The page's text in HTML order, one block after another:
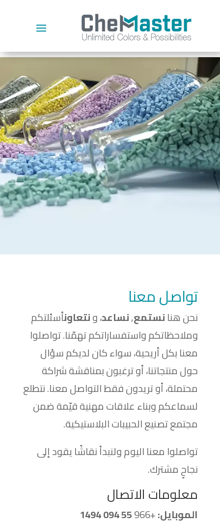
تواصل معنا
نحن هنانستمع,نساعد، ونتعاونأسئلتكم
وملاحظاتكم واستفساراتكم تهمّنا. تواصلوا
معنا بكل أريحية، سواء كان لديكم سؤال
حول منتجاتنا، أو ترغبون بمناقشة شراكة
محتملة، أو تريدون فقط التواصل معنا. نتطلع
لسماعكم وبناء علاقات مهنية قيّمة ضمن
مجتمع تصنيع الحبيبات البلاستيكية.
تواصلوا معنا اليوم ولنبدأ نقاشًا يقود إلى
نجاحٍ مشترك.
معلومات الاتصال
الموبايل:+966
55 094 1494